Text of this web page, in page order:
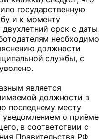
государственную
и к моменту
срок с даты
необходимо
должности
службы, с
является
должности в
последнему месту
о приёме
в соответствии с
Правительства РФ